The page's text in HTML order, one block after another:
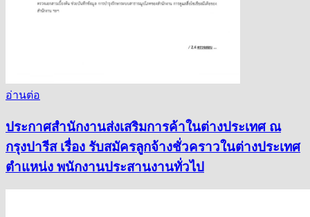
อ่านต่อ
ประกาศสำนักงานส่งเสริมการค้าในต่างประเทศ ณ
กรุงปารีส เรื่อง รับสมัครลูกจ้างชั่วคราวในต่างประเทศ
ตำแหน่ง พนักงานประสานงานทั่วไป